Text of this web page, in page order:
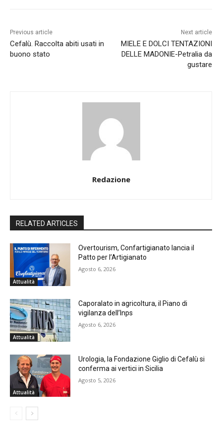
Previous article
Cefalù. Raccolta abiti usati in
buono stato
Next article
MIELE E DOLCI TENTAZIONI
DELLE MADONIE-Petralia da
gustare
Redazione
RELATED ARTICLES
Attualità
Overtourism, Confartigianato lancia il
Patto per l’Artigianato
Agosto 6, 2026
Attualità
Caporalato in agricoltura, il Piano di
vigilanza dell’Inps
Agosto 6, 2026
Attualità
Urologia, la Fondazione Giglio di Cefalù si
conferma ai vertici in Sicilia
Agosto 5, 2026